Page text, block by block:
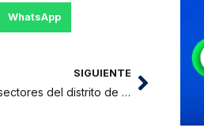
WhatsApp
SIGUIENTE
Torrencial lluvia inunda varios sectores del distrito de Morales